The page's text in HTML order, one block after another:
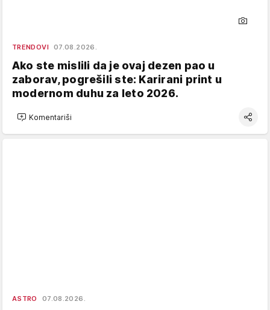
TRENDOVI 07.08.2026.
Ako ste mislili da je ovaj dezen pao u
zaborav, pogrešili ste: Karirani print u
modernom duhu za leto 2026.
Komentariši
ASTRO 07.08.2026.